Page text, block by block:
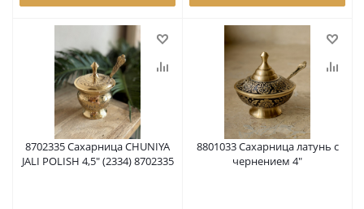
8702335 Сахарница CHUNIYA
JALI POLISH 4,5" (2334) 8702335
8801033 Сахарница латунь с
чернением 4"